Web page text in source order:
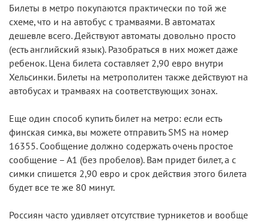
Билеты в метро покупаются практически по той же
схеме, что и на автобус с трамваями. В автоматах
дешевле всего. Действуют автоматы довольно просто
(есть английский язык). Разобраться в них может даже
ребенок. Цена билета составляет 2,90 евро внутри
Хельсинки. Билеты на метрополитен также действуют на
автобусах и трамваях на соответствующих зонах.
Еще один способ купить билет на метро: если есть
финская симка, вы можете отправить SMS на номер
16355. Сообщение должно содержать очень простое
сообщение – А1 (без пробелов). Вам придет билет, а с
симки спишется 2,90 евро и срок действия этого билета
будет все те же 80 минут.
Россиян часто удивляет отсутствие турникетов и вообще